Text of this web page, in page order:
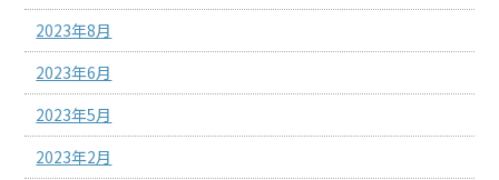
2023年8月
2023年6月
2023年5月
2023年2月